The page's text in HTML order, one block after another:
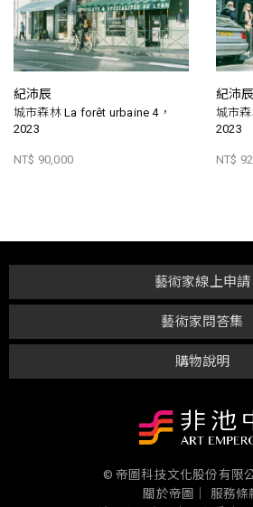
紀沛辰
城市森林 La forêt urbaine 4，
2023
NT$ 90,000
紀沛辰
城市
2023
NT$
購物說明
藝術家問答集
藝術家線上申請
© 帝圖科技文化股份有限
關於帝圖｜
服務條